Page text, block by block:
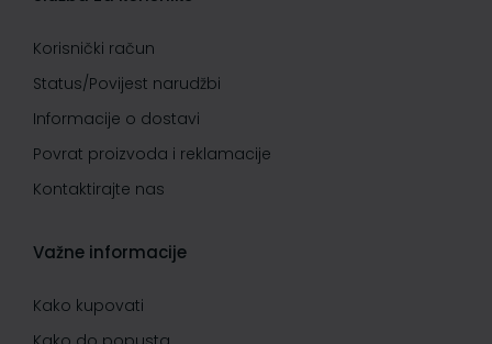
Korisnički račun
Status/Povijest narudžbi
Informacije o dostavi
Povrat proizvoda i reklamacije
Kontaktirajte nas
Važne informacije
Kako kupovati